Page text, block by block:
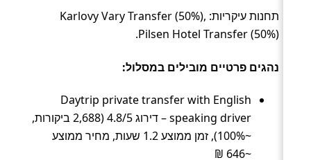
תחנות עיקריות: Karlovy Vary Transfer (50%),
Pilsen Hotel Transfer (50%).
נהגים פרטיים מובילים במסלול:
Daytrip private transfer with English
speaking driver – דירוג 4.8/5 (2,688 ביקורות,
~100%), זמן ממוצע 1.2 שעות, מחיר ממוצע
~646 ₪